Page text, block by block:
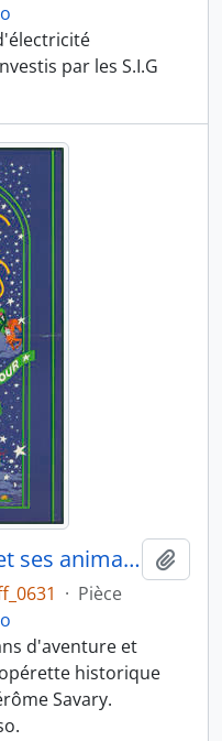
par les S.I.G
Le Grand Magic Circus et ses animaux tristes
· Pièce
d'aventure et
historique
Savary.